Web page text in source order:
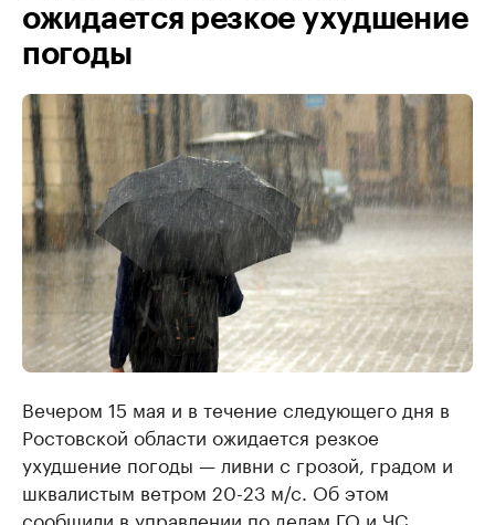
ожидается резкое ухудшение
погоды
Вечером 15 мая и в течение следующего дня в
Ростовской области ожидается резкое
ухудшение погоды — ливни с грозой, градом и
шквалистым ветром 20-23 м/с. Об этом
сообщили в управлении по делам ГО и ЧС